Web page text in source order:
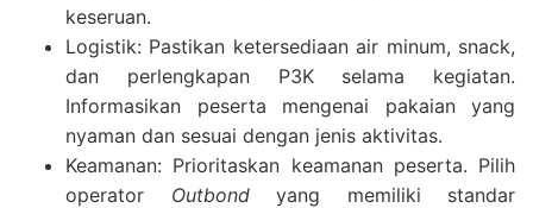
keseruan.
Logistik: Pastikan ketersediaan air minum, snack,
dan perlengkapan P3K selama kegiatan.
Informasikan peserta mengenai pakaian yang
nyaman dan sesuai dengan jenis aktivitas.
Keamanan: Prioritaskan keamanan peserta. Pilih
operator Outbondyang memiliki standar